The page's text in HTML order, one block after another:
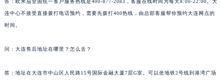
答：欧米茄全国统一客户服务热线是400-877-2083，客服在线时间为每天8:00-22:00。大
连中心不接受直接拨打电话预约，需要先拨打400热线，由总部客服帮你预约大连网点的
时间。
问：大连售后地址在哪里？怎么去？
答：地址在大连市中山区人民路15号国际金融大厦7层G室。可以坐地铁2号线到港湾广场